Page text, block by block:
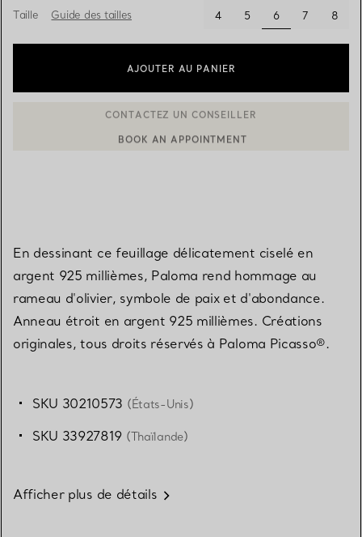
Taille Guide des tailles 4 5 6sélectionnés
7 8
AJOUTER AU PANIER
En dessinant ce feuillage délicatement ciselé en
argent 925 millièmes, Paloma rend hommage au
rameau d'olivier, symbole de paix et d'abondance.
Anneau étroit en argent 925 millièmes. Créations
originales, tous droits réservés à Paloma Picasso®.
SKU 30210573 (États-Unis)
SKU 33927819 (Thaïlande)
Afficher plus de détails